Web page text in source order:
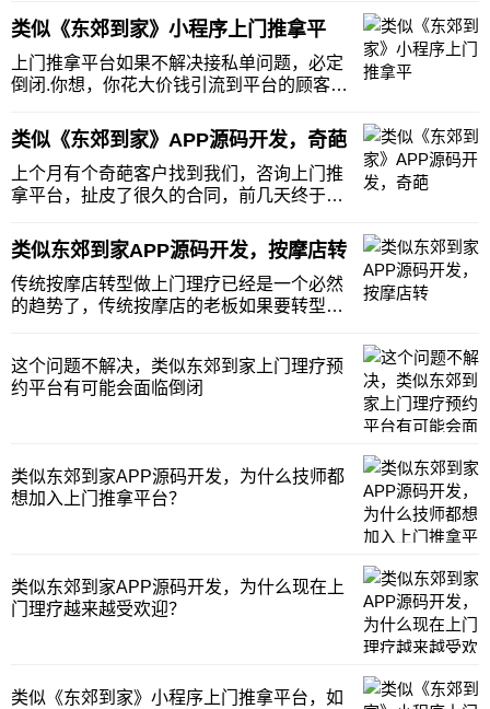
疗平台早在15年就出现在北京，上海等一线
大城市了，许多投资者都相当看好这一项
目，纷纷投资，当年的1元钱上门理疗，免
费上门理疗的
类似《东郊到家》小程序上门推拿平
上门推拿平台如果不解决接私单问题，必定
倒闭.你想，你花大价钱引流到平台的顾客，
平台，顾客消费一次的利润根本抵消不了引
流的成本，如果所有技师都接私单了，那平
台不倒闭才怪了。那么如何解决技师接私单
问题？两个
类似《东郊到家》APP源码开发，奇葩
上个月有个奇葩客户找到我们，咨询上门推
拿平台，扯皮了很久的合同，前几天终于签
求我们在合同里添上无条件免费为他开发功
能的条件，这个条件离谱吧，一旦我们答应
这个条件，那以后她想要什么功能，我们都
得给他免费开
类似东郊到家APP源码开发，按摩店转
传统按摩店转型做上门理疗已经是一个必然
的趋势了，传统按摩店的老板如果要转型做
就遇到这么一个事，两个做传统按摩店的客
户从福建飞过来和我们购买这个系统，在公
这个问题不解决，类似东郊到家上门理疗预
约平台有可能会面临倒闭
类似东郊到家APP源码开发，为什么技师都
想加入上门推拿平台？
类似东郊到家APP源码开发，为什么现在上
门理疗越来越受欢迎？
类似《东郊到家》小程序上门推拿平台，如